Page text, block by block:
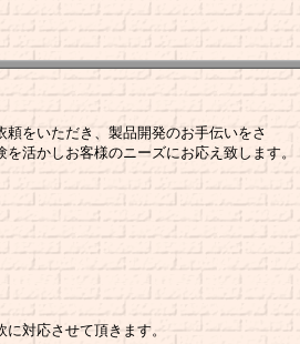
をいただき、製品開発のお手伝いをさ
活かしお客様のニーズにお応え致します。
対応させて頂きます。